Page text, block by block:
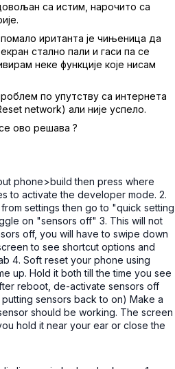
са истим, нарочито са
иританта је чињеница да
стално пали и гаси па се
неке функције које нисам
по упутству са интернета
network) али није успело.
ово решава ?
phone>build then press where
to activate the developer mode. 2.
settings then go to "quick setting
on "sensors off" 3. This will not
off, you will have to swipe down
to see shortcut options and
4. Soft reset your phone using
up. Hold it both till the time you see
reboot, de-activate sensors off
sensors back to on) Make a
should be working. The screen
hold it near your ear or close the